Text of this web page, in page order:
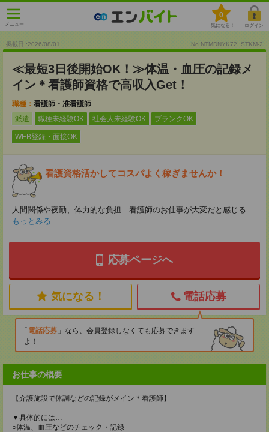
メニュー
0
気になる！ ログイン
掲載日 :2026/08/01 No.NTMDNYK72_STKM-2
≪最短3日後開始OK！≫体温・血圧の記録メ
イン＊看護師資格で高収入Get！
職種： 看護師・准看護師
派遣
職種未経験OK 社会人未経験OK ブランクOK
WEB登録・面接OK
看護資格活かしてコスパよく稼ぎませんか！
人間関係や夜勤、体力的な負担…看護師のお仕事が大変だと感じる ...
もっとみる
応募ページへ
気になる！ 電話応募
電話応募
なら、会員登録しなくても応募できます
よ！
お仕事の概要
【介護施設で体調などの記録がメイン＊看護師】
▼具体的には…
○体温、血圧などのチェック・記録